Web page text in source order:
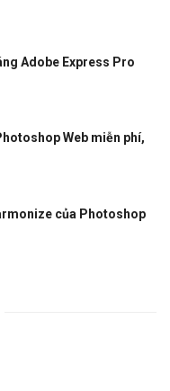
Adobe Express Pro
Web miễn phí,
của Photoshop